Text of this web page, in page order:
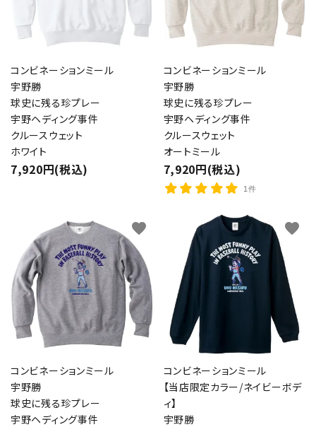
コンビネーションミール
宇野勝
球史に残る珍プレー
宇野ヘディング事件
クルースウェット
ホワイト
7,920円(税込)
コンビネーションミール
宇野勝
球史に残る珍プレー
宇野ヘディング事件
クルースウェット
オートミール
7,920円(税込)
1件
コンビネーションミール
宇野勝
球史に残る珍プレー
宇野ヘディング事件
favorite
コンビネーションミール
【当店限定カラー/ネイビーボデ
ィ】
宇野勝
favorite